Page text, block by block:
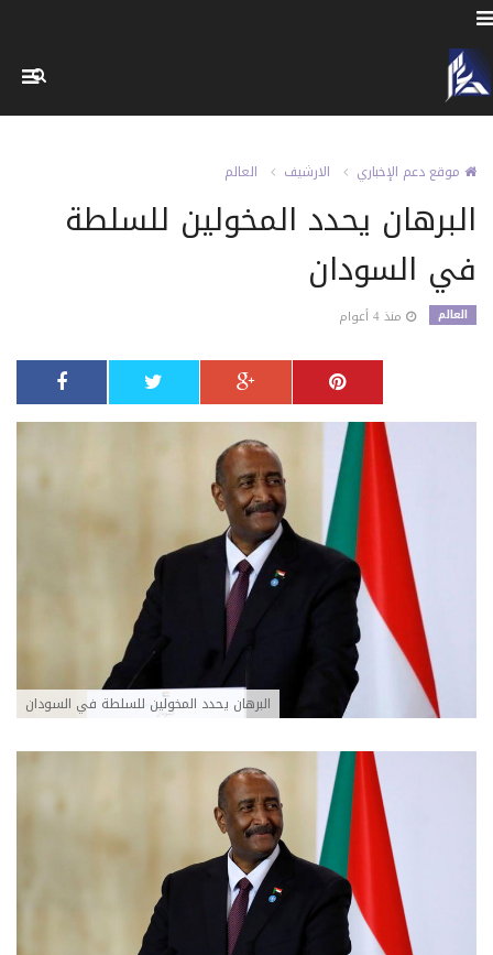
موقع دعم الإخباري الارشيف العالم
البرهان يحدد المخولين للسلطة
في السودان
العالم منذ 4 أعوام
البرهان يحدد المخولين للسلطة في السودان